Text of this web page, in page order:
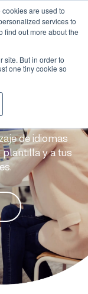
are used to
services to
find out more about the
site. But in order to
one tiny cookie so
catálogo
de idiomas
y a tus